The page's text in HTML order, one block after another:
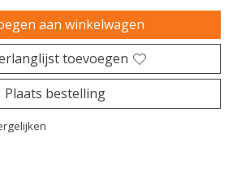
aan winkelwagen
toevoegen
Plaats bestelling